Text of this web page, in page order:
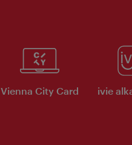
Vienna City Card ivie